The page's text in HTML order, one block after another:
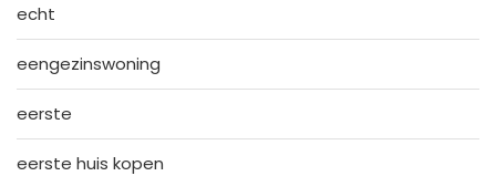
echt
eengezinswoning
eerste
eerste huis kopen